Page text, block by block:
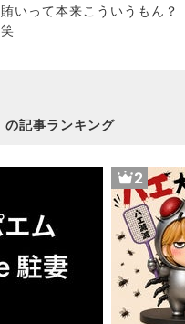
賄いって本来こういうもん？
笑
の記事ランキング
2